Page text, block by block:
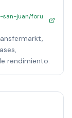
san-juan/foru
rendimiento.